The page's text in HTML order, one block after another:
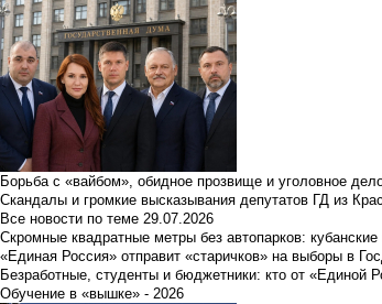
Борьба с «вайбом», обидное прозвище и уголовное
Скандалы и громкие высказывания депутатов ГД из
Все новости по теме 29.07.2026
Скромные квадратные метры без автопарков:
«Единая Россия» отправит «старичков» на выборы в
Безработные, студенты и бюджетники: кто от «Единой
Обучение в «вышке» - 2026